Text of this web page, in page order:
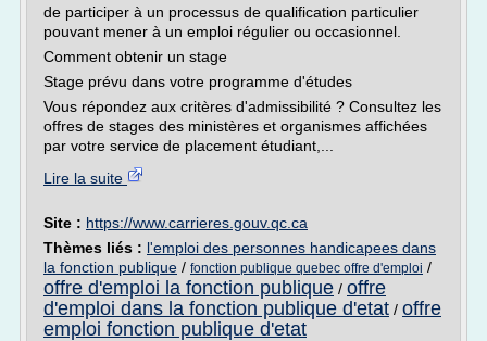
de participer à un processus de qualification particulier
pouvant mener à un emploi régulier ou occasionnel.
Comment obtenir un stage
Stage prévu dans votre programme d'études
Vous répondez aux critères d'admissibilité ? Consultez les
offres de stages des ministères et organismes affichées
par votre service de placement étudiant,...
Lire la suite
Site : https://www.carrieres.gouv.qc.ca
Thèmes liés : l'emploi des personnes handicapees dans
la fonction publique / fonction publique quebec offre d'emploi /
offre d'emploi la fonction publique / offre
d'emploi dans la fonction publique d'etat / offre
emploi fonction publique d'etat